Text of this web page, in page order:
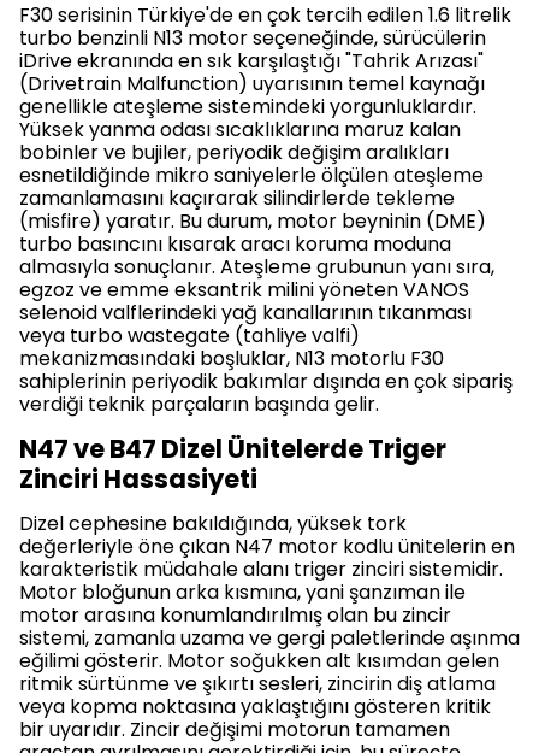
F30 serisinin Türkiye'de en çok tercih edilen 1.6 litrelik
turbo benzinli N13 motor seçeneğinde, sürücülerin
iDrive ekranında en sık karşılaştığı "Tahrik Arızası"
(Drivetrain Malfunction) uyarısının temel kaynağı
genellikle ateşleme sistemindeki yorgunluklardır.
Yüksek yanma odası sıcaklıklarına maruz kalan
bobinler ve bujiler, periyodik değişim aralıkları
esnetildiğinde mikro saniyelerle ölçülen ateşleme
zamanlamasını kaçırarak silindirlerde tekleme
(misfire) yaratır. Bu durum, motor beyninin (DME)
turbo basıncını kısarak aracı koruma moduna
almasıyla sonuçlanır. Ateşleme grubunun yanı sıra,
egzoz ve emme eksantrik milini yöneten VANOS
selenoid valflerindeki yağ kanallarının tıkanması
veya turbo wastegate (tahliye valfi)
mekanizmasındaki boşluklar, N13 motorlu F30
sahiplerinin periyodik bakımlar dışında en çok sipariş
verdiği teknik parçaların başında gelir.
N47 ve B47 Dizel Ünitelerde Triger
Zinciri Hassasiyeti
Dizel cephesine bakıldığında, yüksek tork
değerleriyle öne çıkan N47 motor kodlu ünitelerin en
karakteristik müdahale alanı triger zinciri sistemidir.
Motor bloğunun arka kısmına, yani şanzıman ile
motor arasına konumlandırılmış olan bu zincir
sistemi, zamanla uzama ve gergi paletlerinde aşınma
eğilimi gösterir. Motor soğukken alt kısımdan gelen
ritmik sürtünme ve şıkırtı sesleri, zincirin diş atlama
veya kopma noktasına yaklaştığını gösteren kritik
bir uyarıdır. Zincir değişimi motorun tamamen